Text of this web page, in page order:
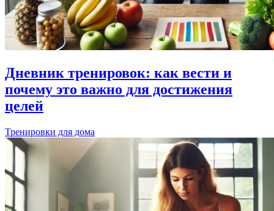
Дневник тренировок: как вести и
почему это важно для достижения
целей
Тренировки для дома